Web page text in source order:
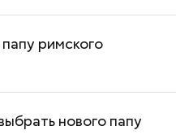
римского
нового папу